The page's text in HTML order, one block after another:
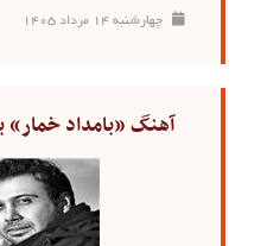
چهارشنبه ۱۴ مرداد ۱۴۰۵
آهنگ «بامداد